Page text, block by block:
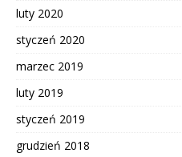
luty 2020
styczeń 2020
marzec 2019
luty 2019
styczeń 2019
grudzień 2018